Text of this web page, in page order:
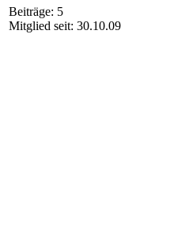
Beiträge: 5
Mitglied seit: 30.10.09